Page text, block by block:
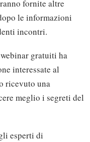
fornite altre
le informazioni
incontri.
gratuiti ha
interessate al
ricevuto una
meglio i segreti del
esperti di